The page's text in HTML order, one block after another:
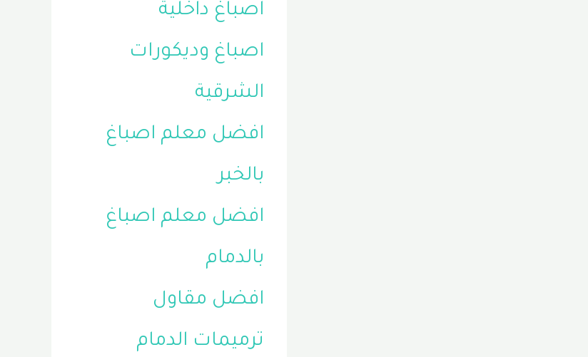
اصباغ داخلية
اصباغ وديكورات
الشرقية
افضل معلم اصباغ
بالخبر
افضل معلم اصباغ
بالدمام
افضل مقاول
ترميمات الدمام